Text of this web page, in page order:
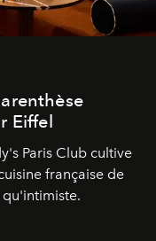
Eiffel
Paris Club cultive
française de